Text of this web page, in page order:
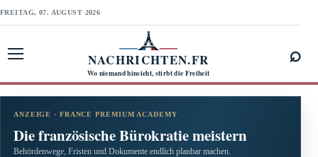
FREITAG, 07. AUGUST 2026
NACHRICHTEN.FR
Wo niemand hinsieht, stirbt die Freiheit
⌕
ANZEIGE · FRANCE PREMIUM ACADEMY
Die französische Bürokratie meistern
Behördenwege, Fristen und Dokumente endlich planbar machen.